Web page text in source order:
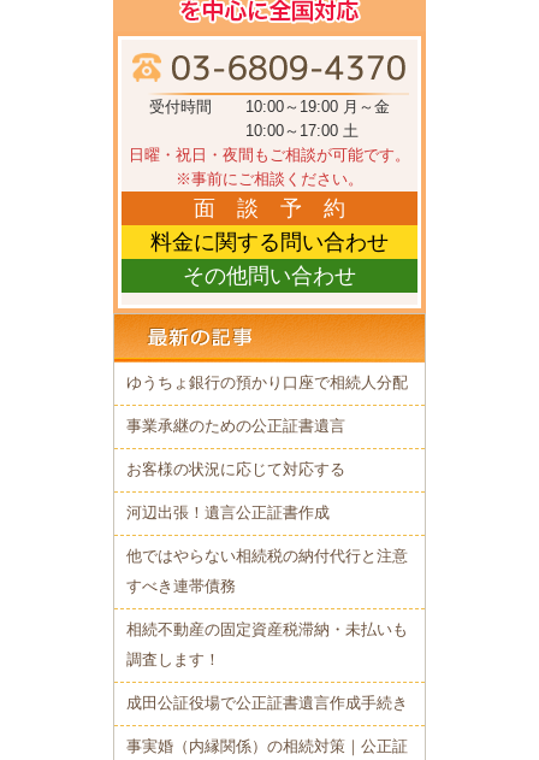
受付時間
10:00～19:00 月～金
10:00～17:00 土
日曜・祝日・夜間もご相談が可能です。
※事前にご相談ください。
面 談 予 約
料金に関する問い合わせ
その他問い合わせ
ゆうちょ銀行の預かり口座で相続人分配
事業承継のための公正証書遺言
お客様の状況に応じて対応する
河辺出張！遺言公正証書作成
他ではやらない相続税の納付代行と注意
すべき連帯債務
相続不動産の固定資産税滞納・未払いも
調査します！
成田公証役場で公正証書遺言作成手続き
事実婚（内縁関係）の相続対策｜公正証